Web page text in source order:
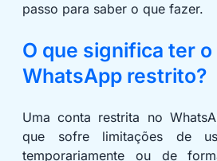
passo para saber o que fazer.
O que significa ter o
WhatsApp restrito?
Uma conta restrita no
que sofre limitações de
temporariamente ou de